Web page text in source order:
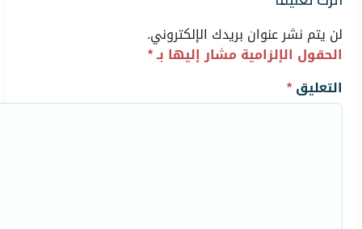
لن يتم نشر عنوان بريدك الإلكتروني.
الحقول الإلزامية مشار إليها بـ*
التعليق*